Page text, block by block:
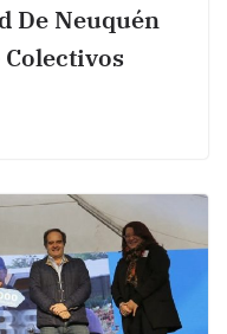
De Neuquén
Colectivos